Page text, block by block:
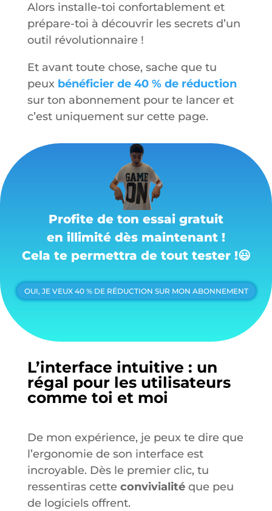
Alors installe-toi confortablement et
prépare-toi à découvrir les secrets d’un
outil révolutionnaire !
Et avant toute chose, sache que tu
peux bénéficier de 40 % de réduction
sur ton abonnement pour te lancer et
c’est uniquement sur cette page.
Profite de ton essai gratuit
en illimité dès maintenant !
Cela te permettra de tout tester !😃
OUI, JE VEUX 40 % DE RÉDUCTION SUR MON ABONNEMENT
L’interface intuitive : un
régal pour les utilisateurs
comme toi et moi
De mon expérience, je peux te dire que
l’ergonomie de son interface est
incroyable. Dès le premier clic, tu
ressentiras cette convivialitéque peu
de logiciels offrent.